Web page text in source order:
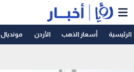
الرئيسية أسعار الذهب الأردن مونديال 2026